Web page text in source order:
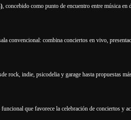
, concebido como punto de encuentro entre música
convencional: combina conciertos en vivo,
rock, indie, psicodelia y garage hasta propuestas
que favorece la celebración de conciertos y